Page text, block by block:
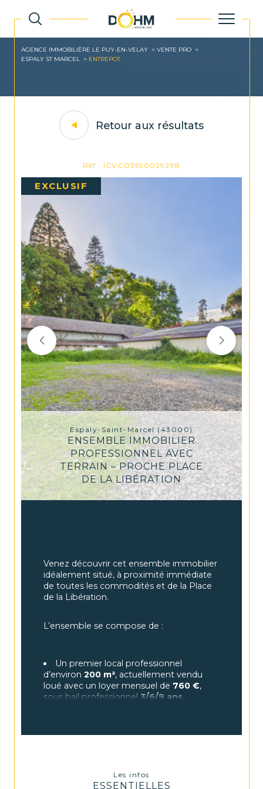
AGENCE IMMOBILIÈRE LE PUY-EN-VELAY
VENTE PRO
ESPALY ST MARCEL
ENTREPOT
Retour aux résultats
Réf : ICVCO3550029298
EXCLUSIF
Espaly-Saint-Marcel (43000)
ENSEMBLE IMMOBILIER
PROFESSIONNEL AVEC
TERRAIN – PROCHE PLACE
DE LA LIBÉRATION
Les infos
ESSENTIELLES
Venez découvrir cet ensemble immobilier
idéalement situé, à proximité immédiate
de toutes les commodités et de la Place
de la Libération.
L’ensemble se compose de :
Un premier local professionnel
d’environ 200 m², actuellement vendu
loué avec un loyer mensuel de 760 €,
sous bail professionnel 3/6/9 ans